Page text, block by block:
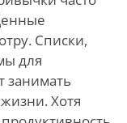
Списки,
для
занимать
Хотя